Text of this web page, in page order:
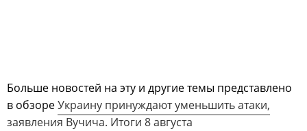
Больше новостей на эту и другие темы представлено
в обзореУкраину принуждают уменьшить атаки,
заявления Вучича. Итоги 8 августа